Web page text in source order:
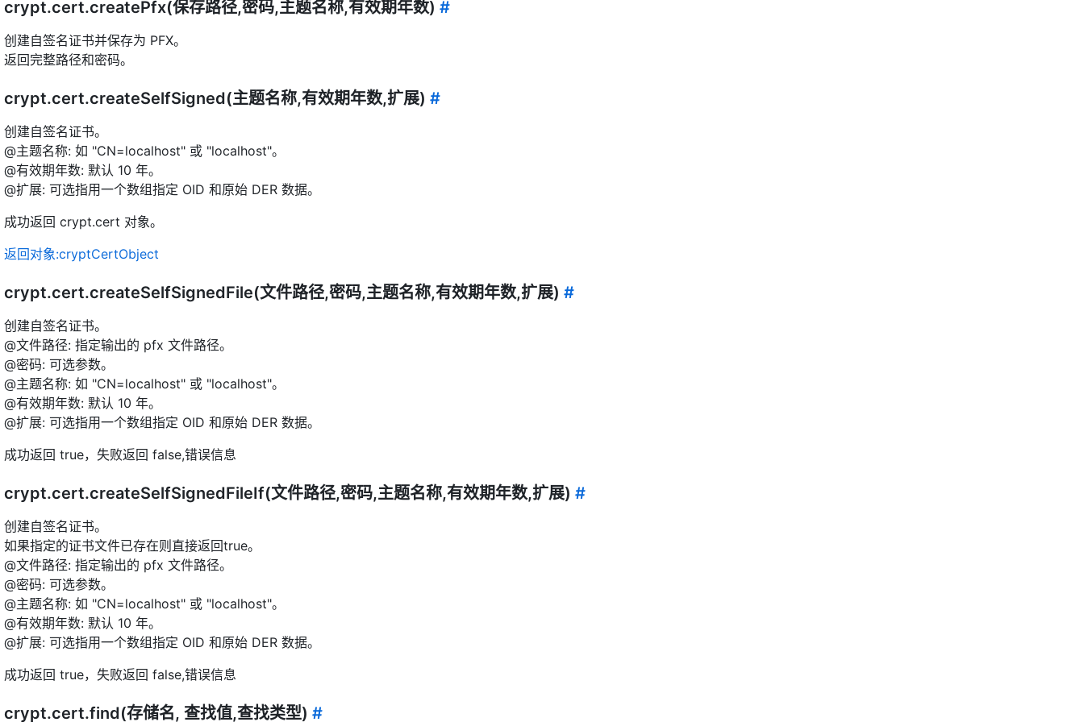
crypt.cert.createPfx(保存路径,密码,主题名称,有效期年数) #
创建自签名证书并保存为 PFX。
返回完整路径和密码。
crypt.cert.createSelfSigned(主题名称,有效期年数,扩展) #
创建自签名证书。
@主题名称: 如 "CN=localhost" 或 "localhost"。
@有效期年数: 默认 10 年。
@扩展: 可选指用一个数组指定 OID 和原始 DER 数据。
成功返回 crypt.cert 对象。
返回对象:cryptCertObject
crypt.cert.createSelfSignedFile(文件路径,密码,主题名称,有效期年数,扩展) #
创建自签名证书。
@文件路径: 指定输出的 pfx 文件路径。
@密码: 可选参数。
@主题名称: 如 "CN=localhost" 或 "localhost"。
@有效期年数: 默认 10 年。
@扩展: 可选指用一个数组指定 OID 和原始 DER 数据。
成功返回 true，失败返回 false,错误信息
crypt.cert.createSelfSignedFileIf(文件路径,密码,主题名称,有效期年数,扩展) #
创建自签名证书。
如果指定的证书文件已存在则直接返回true。
@文件路径: 指定输出的 pfx 文件路径。
@密码: 可选参数。
@主题名称: 如 "CN=localhost" 或 "localhost"。
@有效期年数: 默认 10 年。
@扩展: 可选指用一个数组指定 OID 和原始 DER 数据。
成功返回 true，失败返回 false,错误信息
crypt.cert.find(存储名, 查找值,查找类型) #